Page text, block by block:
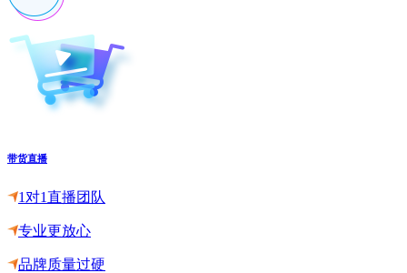
带货直播
1对1直播团队
专业更放心
品牌质量过硬